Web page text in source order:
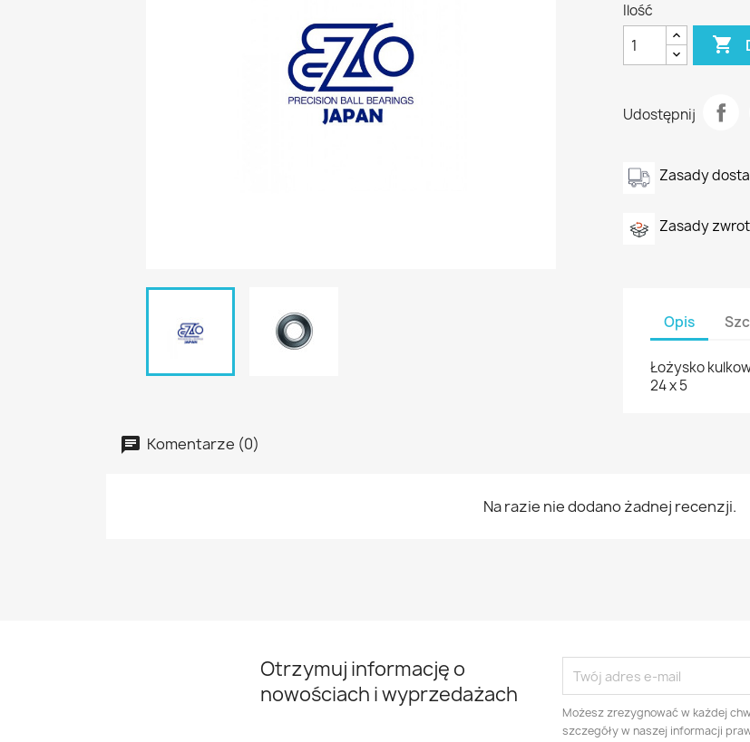
Ilość

Udostępnij
Zasady
Zasady
Opis
Łożysko
24 x 5
Komentarze (0)
Na razie nie dodano żadnej recenzji.
Otrzymuj informację o
nowościach i wyprzedażach
Możesz zrezygnować w każdej
szczegóły w naszej informacji